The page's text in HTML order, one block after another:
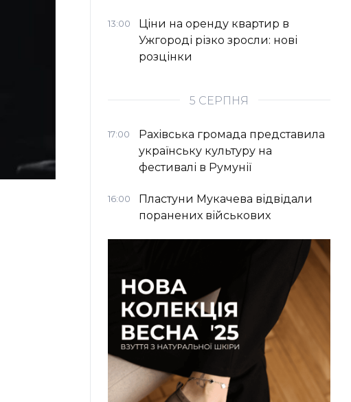
13:00
Ціни на оренду квартир в
Ужгороді різко зросли: нові
розцінки
5 СЕРПНЯ
17:00
Рахівська громада представила
українську культуру на
фестивалі в Румунії
16:00
Пластуни Мукачева відвідали
поранених військових